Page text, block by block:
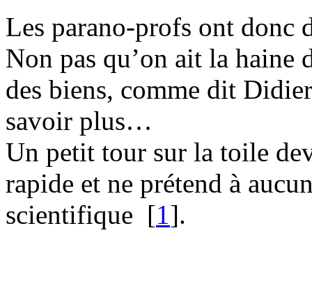
Les parano-profs ont donc
Non pas qu’on ait la haine
des biens, comme dit
savoir plus…
Un petit tour sur la toile
rapide et ne prétend à
scientifique [1].